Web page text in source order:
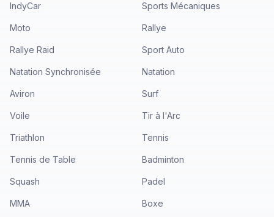
IndyCar Sports Mécaniques
Moto Rallye
Rallye Raid Sport Auto
Natation Synchronisée Natation
Aviron Surf
Voile Tir à l'Arc
Triathlon Tennis
Tennis de Table Badminton
Squash Padel
MMA Boxe